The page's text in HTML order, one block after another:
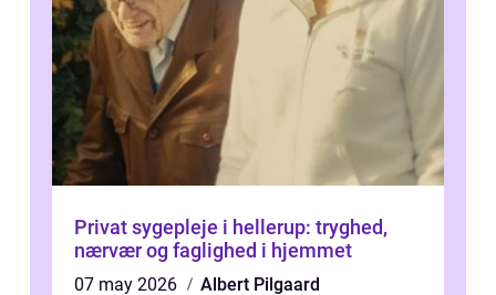
Privat sygepleje i hellerup: tryghed,
nærvær og faglighed i hjemmet
07 may 2026 Albert Pilgaard